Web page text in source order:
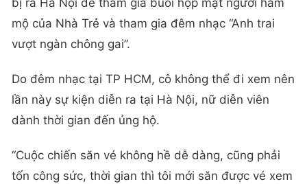
mộ của Nhà Trẻ và tham gia đêm nhạc “Anh trai
vượt ngàn chông gai”.
Do đêm nhạc tại TP HCM, cô không thể đi xem nên
lần này sự kiện diễn ra tại Hà Nội, nữ diễn viên
dành thời gian đến ủng hộ.
“Cuộc chiến săn vé không hề dễ dàng, cũng phải
tốn công sức, thời gian thì tôi mới săn được vé xem